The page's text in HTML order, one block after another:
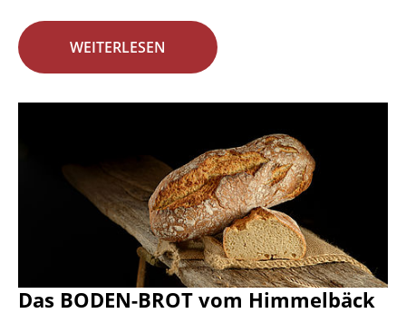
WEITERLESEN
Das BODEN-BROT vom Himmelbäck